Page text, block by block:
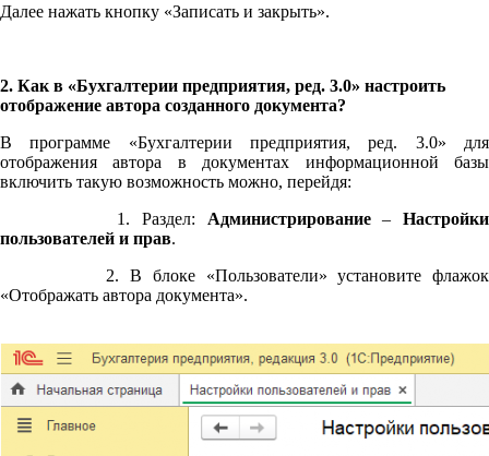
Далее нажать кнопку «Записать и закрыть».
2. Как в «Бухгалтерии предприятия, ред. 3.0» настроить
отображение автора созданного документа?
В программе «Бухгалтерии предприятия, ред. 3.0» для
отображения автора в документах информационной базы
включить такую возможность можно, перейдя:
1. Раздел: Администрирование–Настройки
пользователей и прав.
2. В блоке «Пользователи» установите флажок
«Отображать автора документа».